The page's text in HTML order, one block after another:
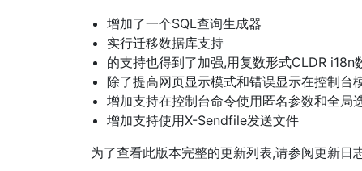
增加了一个SQL查询生成器
实行迁移数据库支持
的支持也得到了加强,用复数形式CLDR i18n
除了提高网页显示模式和错误显示在控制台
增加支持在控制台命令使用匿名参数和全局
增加支持使用X-Sendfile发送文件
为了查看此版本完整的更新列表,请参阅更新日